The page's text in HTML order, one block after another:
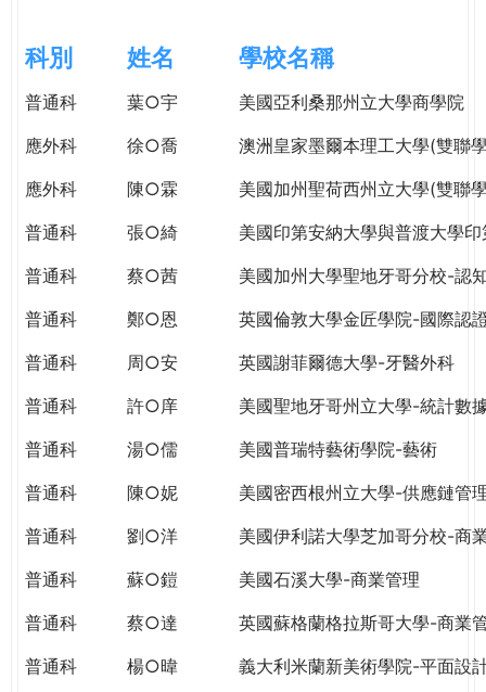
格。
WAGOR
TODAY
THE
WORLD
PUTTING
YOU
e
r
e
科別 姓名 學校名稱
普通科 葉○宇
美國亞利桑那州立大學商學院
應外科
徐○喬
澳洲皇家墨爾本理工大學(雙聯
應外科
陳○霖
美國加州聖荷西州立大學(雙聯
普通科
張○綺
美國印第安納大學與普渡大學
普通科
蔡○茜
美國加州大學聖地牙哥分校-認
普通科
鄭○恩
英國倫敦大學金匠學院-國際認
普通科
周○安
英國謝菲爾德大學-牙醫外科
普通科
許○庠
美國聖地牙哥州立大學-統計數
普通科
湯○儒
美國普瑞特藝術學院-藝術
普通科
陳○妮
美國密西根州立大學-供應鏈管
普通科
劉○洋
美國伊利諾大學芝加哥分校-商
普通科
蘇○鎧
美國石溪大學-商業管理
普通科
蔡○達
英國蘇格蘭格拉斯哥大學-商業
普通科
楊○暐
義大利米蘭新美術學院-平面設